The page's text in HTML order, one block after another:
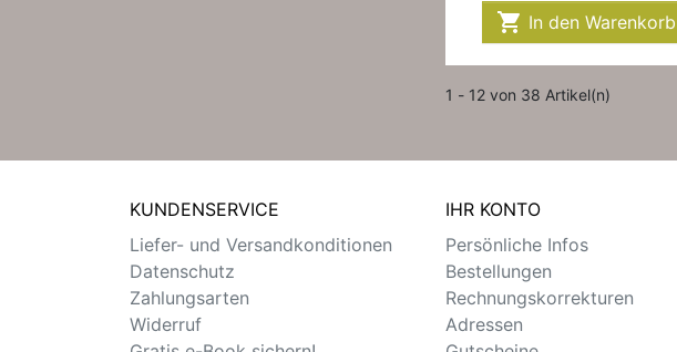
 In den Warenkorb
1 - 12 von 38 Artikel(n)
KUNDENSERVICE
Liefer- und Versandkonditionen
Datenschutz
Zahlungsarten
Widerruf
IHR KONTO
Persönliche Infos
Bestellungen
Rechnungskorrekturen
Adressen